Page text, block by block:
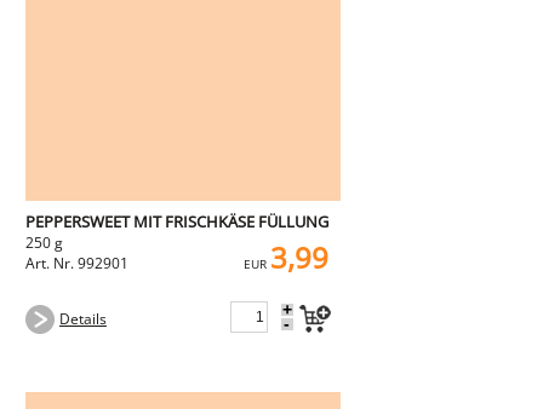
PEPPERSWEET MIT FRISCHKÄSE FÜLLUNG
250 g
Art. Nr. 992901
EUR 3,99
Details +
-